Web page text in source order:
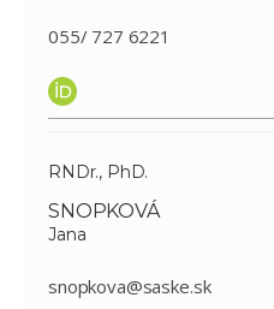
055/ 727 6221
RNDr., PhD.
SNOPKOVÁ
Jana
snopkova@saske.sk